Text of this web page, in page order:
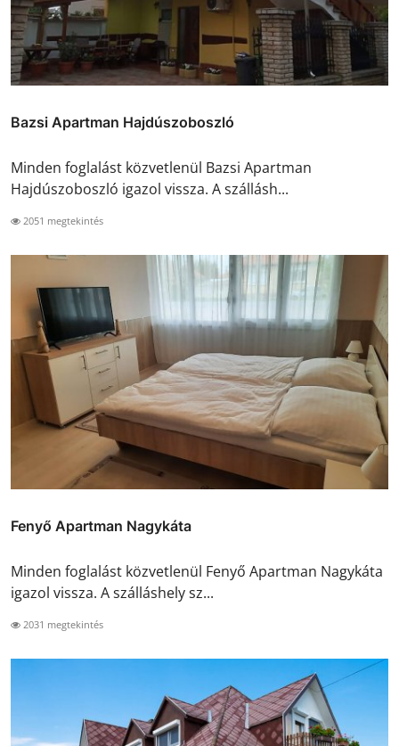
Bazsi Apartman Hajdúszoboszló
Minden foglalást közvetlenül Bazsi Apartman
Hajdúszoboszló igazol vissza. A szállásh...
2051 megtekintés
Fenyő Apartman Nagykáta
Minden foglalást közvetlenül Fenyő Apartman Nagykáta
igazol vissza. A szálláshely sz...
2031 megtekintés